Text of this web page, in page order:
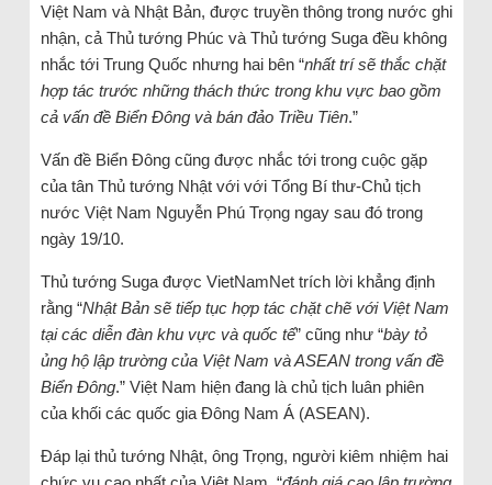
Việt Nam và Nhật Bản, được truyền thông trong nước ghi
nhận, cả Thủ tướng Phúc và Thủ tướng Suga đều không
nhắc tới Trung Quốc nhưng hai bên “nhất trí sẽ thắc chặt
hợp tác trước những thách thức trong khu vực bao gồm
cả vấn đề Biển Đông và bán đảo Triều Tiên.”
Vấn đề Biển Đông cũng được nhắc tới trong cuộc gặp
của tân Thủ tướng Nhật với với Tổng Bí thư-Chủ tịch
nước Việt Nam Nguyễn Phú Trọng ngay sau đó trong
ngày 19/10.
Thủ tướng Suga được VietNamNet trích lời khẳng định
rằng “Nhật Bản sẽ tiếp tục hợp tác chặt chẽ với Việt Nam
tại các diễn đàn khu vực và quốc tế” cũng như “bày tỏ
ủng hộ lập trường của Việt Nam và ASEAN trong vấn đề
Biển Đông.” Việt Nam hiện đang là chủ tịch luân phiên
của khối các quốc gia Đông Nam Á (ASEAN).
Đáp lại thủ tướng Nhật, ông Trọng, người kiêm nhiệm hai